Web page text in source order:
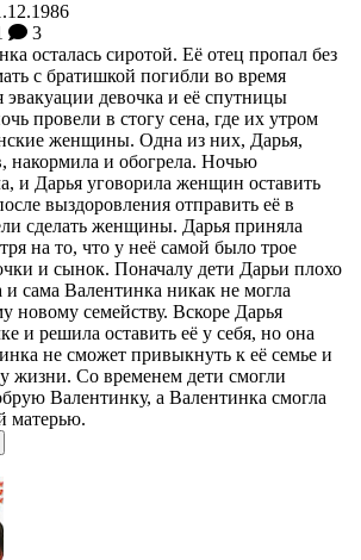
3
осталась сиротой. Её отец пропал без
с братишкой погибли во время
девочка и её спутницы
провели в стогу сена, где их утром
женщины. Одна из них, Дарья,
накормила и обогрела. Ночью
и Дарья уговорила женщин оставить
выздоровления отправить её в
сделать женщины. Дарья приняла
на то, что у неё самой было трое
и сынок. Поначалу дети Дарьи плохо
и сама Валентинка никак не могла
новому семейству. Вскоре Дарья
и решила оставить её у себя, но она
не сможет привыкнуть к её семье и
жизни. Со временем дети смогли
Валентинку, а Валентинка смогла
матерью.